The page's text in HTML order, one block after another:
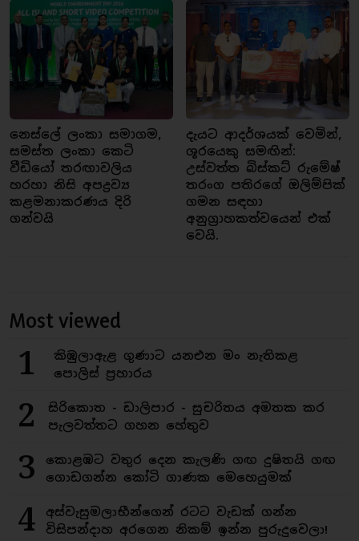
නෙස්ලේ ලංකා සමාගම,
සමස්ත ලංකා කෙටි
වීඩියෝ තරඟාවලිය
හරහා නිසි අපද්‍රව්‍ය
කළමනාකරණය දිරි
ගන්වයි
දැයට ආදර්ශයක් වෙමින්,
ශූරයෙකු සමඟින්:
උස්වත්ත බිස්කට් රුමේෂ්
තරංග පතිරගේ ඔලිම්පික්
ගමන සඳහා
අනුග්‍රාහකත්වයෙන් එක්
වෙයි.
Most viewed
1
කිඹුලාඇළ ගුණාට යනඑන මං නැතිකළ
පොලිස් ප්‍රහාරය
2
සිරිකොත - ඩාලිපාර - සුචරිතය අමතක කර
පැලවත්තට ගහන හේතුව
3
කොළඹට වතුර දෙන කැලණි ගඟ දුෂිතයි ගඟ
ගොඩගන්න කෝටි ගාණක මෙහෙයුමක්
4
අස්වැසුමලාභීන්ගෙන් රටට වැඩක් ගන්න
විසිපන්දාහ අරගෙන නිකම් ඉන්න පුරුදුවෙලා!